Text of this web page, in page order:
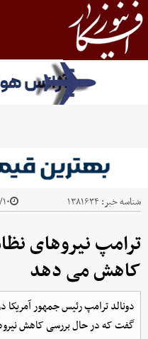
شناسه خبر: ۱۳۸۱۶۳۴
ترامپ نیروهای
کاهش می دهد
دونالد ترامپ رئیس جمهور آمریکا
گفت که در حال بررسی کاهش